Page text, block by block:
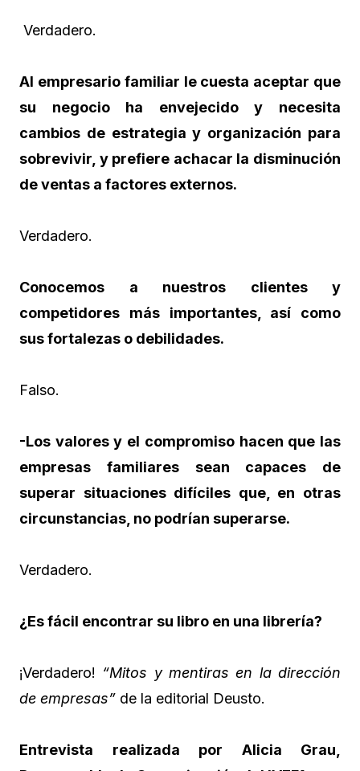
Verdadero.
Al empresario familiar le cuesta aceptar que
su negocio ha envejecido y necesita
cambios de estrategia y organización para
sobrevivir, y prefiere achacar la disminución
de ventas a factores externos.
Verdadero.
Conocemos a nuestros clientes y
competidores más importantes, así como
sus fortalezas o debilidades.
Falso.
-Los valores y el compromiso hacen que las
empresas familiares sean capaces de
superar situaciones difíciles que, en otras
circunstancias, no podrían superarse.
Verdadero.
¿Es fácil encontrar su libro en una librería?
¡Verdadero! “Mitos y mentiras en la dirección
de empresas” de la editorial Deusto.
Entrevista realizada por Alicia Grau,